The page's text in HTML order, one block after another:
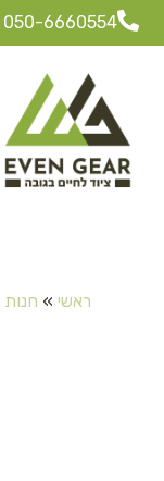
050-6660554
ראשי » חנות